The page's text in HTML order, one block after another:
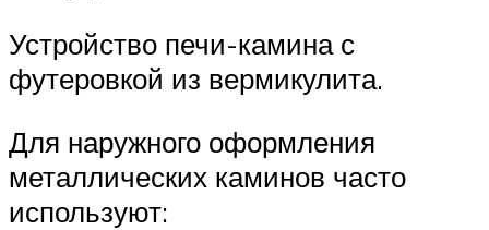
Устройство печи-камина с
футеровкой из вермикулита.
Для наружного оформления
металлических каминов часто
используют: